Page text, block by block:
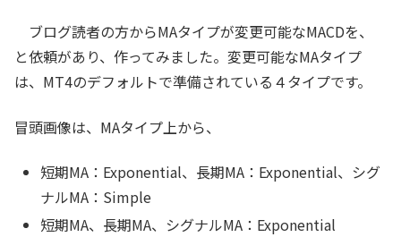
ブログ読者の方からMAタイプが変更可能なMACDを、
と依頼があり、作ってみました。変更可能なMAタイプ
は、MT4のデフォルトで準備されている４タイプです。
冒頭画像は、MAタイプ上から、
短期MA：Exponential、長期MA：Exponential、シグ
ナルMA：Simple
短期MA、長期MA、シグナルMA：Exponential